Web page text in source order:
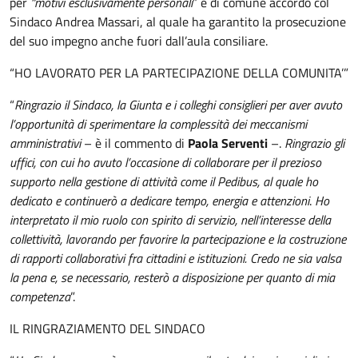
Sindaco Andrea Massari, al quale ha garantito la prosecuzione
del suo impegno anche fuori dall’aula consiliare.
“HO LAVORATO PER LA PARTECIPAZIONE DELLA COMUNITA’”
“Ringrazio il Sindaco, la Giunta e i colleghi consiglieri per aver avuto
l’opportunità di sperimentare la complessità dei meccanismi
amministrativi– è il commento di Paola Serventi –. Ringrazio gli
uffici, con cui ho avuto l’occasione di collaborare per il prezioso
supporto nella gestione di attività come il Pedibus, al quale ho
dedicato e continuerò a dedicare tempo, energia e attenzioni. Ho
interpretato il mio ruolo con spirito di servizio, nell’interesse della
collettività, lavorando per favorire la partecipazione e la costruzione
di rapporti collaborativi fra cittadini e istituzioni. Credo ne sia valsa
la pena e, se necessario, resterò a disposizione per quanto di mia
competenza”.
IL RINGRAZIAMENTO DEL SINDACO